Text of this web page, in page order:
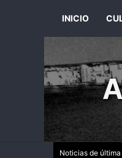
INICIO
Noticias de última